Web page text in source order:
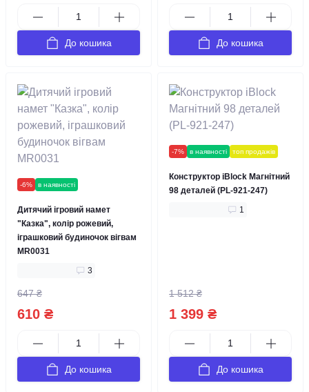
До кошика До кошика
-6% в наявності
Дитячий ігровий намет
"Казка", колір рожевий,
іграшковий будиночок вігвам
MR0031
3
647 ₴
610 ₴
До кошика
-7% в наявності топ продажів
Конструктор iBlock Магнітний
98 деталей (PL-921-247)
1
1 512 ₴
1 399 ₴
До кошика